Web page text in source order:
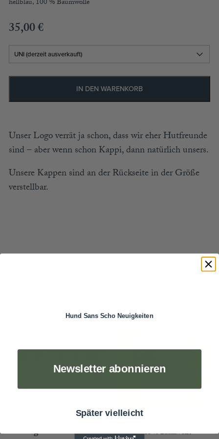
GUTSCHEIN
HÄNDLER
35,00€
hellblau, 100 % Baumwolle
Unser Logo verrät ja schon, dass wir eher Hutfreunde
sind – aber wenn schon Kappi, dann natürlich unsers.
Unsere Kappen sind an der Rückseite in der Größe
verstellbar.
IN DEN WARENKORB
hellbeige
Kappe hellgrün
hellgrün, 100 % Baumwolle
Hund Sans Scho Neuigkeiten
Newsletter abonnieren
Später vielleicht